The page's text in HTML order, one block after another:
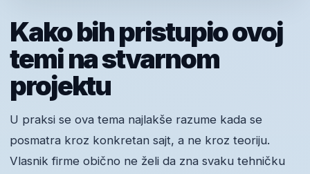
Kako bih pristupio ovoj
temi na stvarnom
projektu
U praksi se ova tema najlakše razume kada se
posmatra kroz konkretan sajt, a ne kroz teoriju.
Vlasnik firme obično ne želi da zna svaku tehničku